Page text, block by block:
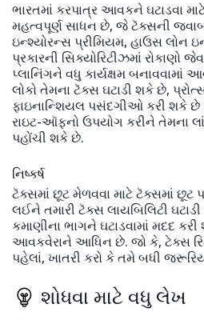
ભારતમાં કરપાત્ર આવકને ઘટાડવા
મહત્વપૂર્ણ સાધન છે, જે ટૅક્સની
ઇન્શ્યોરન્સ પ્રીમિયમ, હાઉસ લોન
પ્રકારની સિક્યોરિટીઝમાં રોકાણો
પ્લાનિંગને વધુ કાર્યક્ષમ બનાવવામાં
લોકો તેમના ટૅક્સ ઘટાડી શકે છે,
ફાઇનાન્શિયલ પસંદગીઓ કરી શકે
રાઇટ-ઑફનો ઉપયોગ કરીને તેમના
પહોંચી શકે છે.
નિષ્કર્ષ
ટૅક્સમાં છૂટ મેળવવા માટે ટૅક્સમાં છૂટ
લઈને તમારી ટૅક્સ લાયબિલિટી
કમાણીના ભાગને ઘટાડવામાં મદદ
આવકવેરાને આધિન છે. જો કે, ટેક્સ
પહેલાં, ખાતરી કરો કે તમે બધી
શોધવા માટે વધુ લેખ